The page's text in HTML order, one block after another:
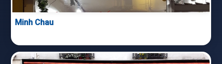
Minh Chau